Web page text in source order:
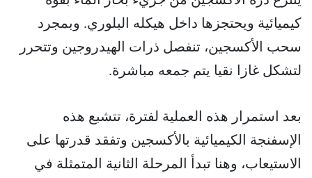
كيميائية ويحتجزها داخل هيكله البلوري. وبمجرد
سحب الأكسجين، تنفصل ذرات الهيدروجين وتتحرر
لتشكل غازا نقيا يتم جمعه مباشرة.
بعد استمرار هذه العملية لفترة، تتشبع هذه
الإسفنجة الكيميائية بالأكسجين وتفقد قدرتها على
الاستيعاب، وهنا تبدأ المرحلة الثانية المتمثلة في